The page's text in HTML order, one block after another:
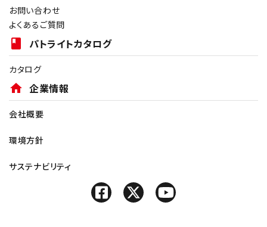
お問い合わせ
よくあるご質問
book パトライトカタログ
カタログ
home 企業情報
会社概要
環境方針
サステナビリティ